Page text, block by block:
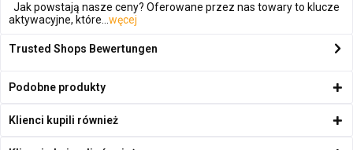
Jak powstają nasze ceny? Oferowane przez nas towary to klucze
aktywacyjne, które... węcej
Trusted Shops Bewertungen
Podobne produkty
Klienci kupili również